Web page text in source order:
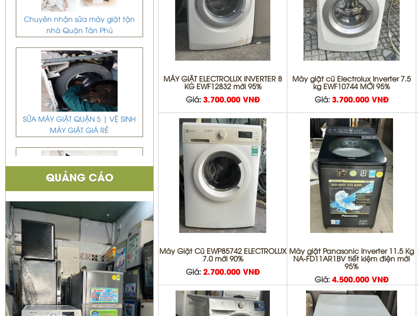
Chuyên nhận sửa máy giặt tận
nhà Quận Tân Phú
SỬA MÁY GIẶT QUẬN 5 | VỆ SINH
MÁY GIẶT GIÁ RẺ
DỊCH VỤ DI DỜI THÁO VÀ LẮP ĐẶT
MÁY LẠNH QUẬN BÌNH TÂN
Sửa tủ lạnh Quận 1 | Bơm Gas tủ
QUẢNG CÁO
MÁY GIẶT ELECTROLUX INVERTER 8
KG EWF12832 mới 95%
Giá: 3.700.000 VNĐ
Máy giặt cũ Electrolux Inverter 7.5
kg EWF10744 MỚI 95%
Giá: 3.700.000 VNĐ
Máy Giặt Cũ EWP85742 ELECTROLUX
7.0 mới 90%
Giá: 2.700.000 VNĐ
Máy giặt Panasonic Inverter 11.5 Kg
NA-FD11AR1BV tiết kiệm điện mới
95%
Giá: 4.500.000 VNĐ